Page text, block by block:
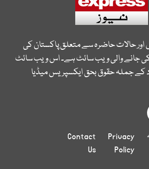
اور حالات حاضرہ سے متعلق پاکستان کی
جانے والی ویب سائٹ ہے۔ اس ویب سائٹ
کے جملہ حقوق بحق ایکسپریس میڈیا
Privacy
Policy
Contact
Us